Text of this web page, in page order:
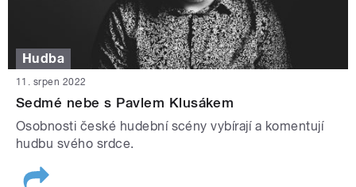
Hudba
11. srpen 2022
Sedmé nebe s Pavlem Klusákem
Osobnosti české hudební scény vybírají a komentují
hudbu svého srdce.